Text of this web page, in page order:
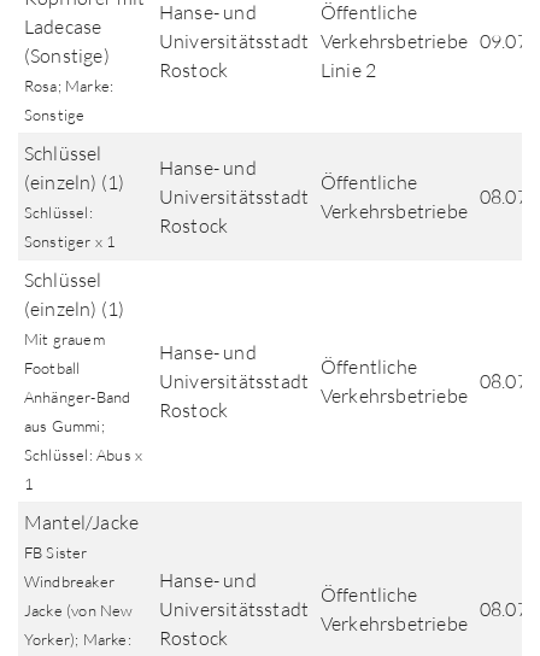
Ladecase
(Sonstige)
Rosa; Marke:
Sonstige
Hanse- und
Universitätsstadt
Rostock
Öffentliche
Verkehrsbetriebe
Linie 2
Schlüssel
(einzeln) (1)
Schlüssel:
Sonstiger x 1
Hanse- und
Universitätsstadt
Rostock
Öffentliche
Verkehrsbetriebe
Schlüssel
(einzeln) (1)
Mit grauem
Football
Anhänger-Band
aus Gummi;
Schlüssel: Abus x
1
Hanse- und
Universitätsstadt
Rostock
Öffentliche
Verkehrsbetriebe
Mantel/Jacke
FB Sister
Windbreaker
Jacke (von New
Yorker); Marke:
Hanse- und
Universitätsstadt
Rostock
Öffentliche
Verkehrsbetriebe